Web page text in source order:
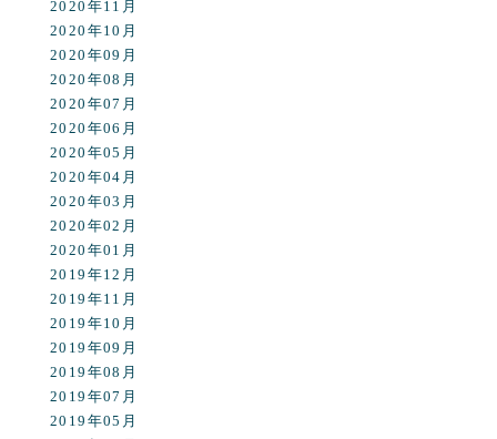
2020年11月
2020年10月
2020年09月
2020年08月
2020年07月
2020年06月
2020年05月
2020年04月
2020年03月
2020年02月
2020年01月
2019年12月
2019年11月
2019年10月
2019年09月
2019年08月
2019年07月
2019年05月